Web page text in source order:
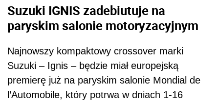
Suzuki IGNIS zadebiutuje na
paryskim salonie motoryzacyjnym
Najnowszy kompaktowy crossover marki
Suzuki – Ignis – będzie miał europejską
premierę już na paryskim salonie Mondial de
l’Automobile, który potrwa w dniach 1-16